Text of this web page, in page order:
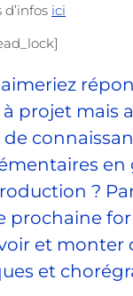
d’infos ici
projet mais
de
en
?
prochaine
et monter
et